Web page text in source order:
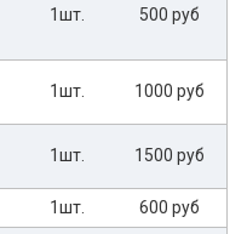
1шт. 500 руб
1шт. 1000 руб
1шт. 1500 руб
1шт.
600 руб